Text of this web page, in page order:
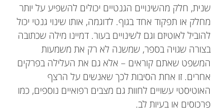
שנית, חלק מהשינויים הגנטיים יכולים להשפיע על יותר
מחלק או תפקוד אחד בגוף. לדוגמה, אותו שינוי גנטי יכול
להוביל לאוטיזם וגם לשינויים בעור. דמיינו מילה שכתובה
בצורה שגויה בספר, שמשנה לא רק את משמעות
המשפט שאתם קוראים – אלא גם את העלילה בפרקים
אחרים. זו אחת הסיבות לכך שאנשים על הרצף
האוטיסטי עשויים לחוות גם מצבים רפואיים נוספים, כמו
פרכוסים או בעיות לב.